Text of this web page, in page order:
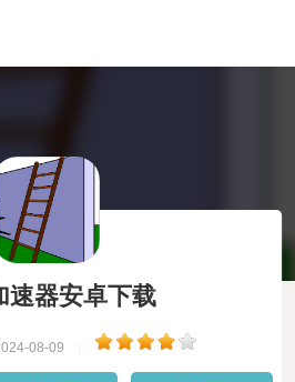
速器安卓下载
08-09